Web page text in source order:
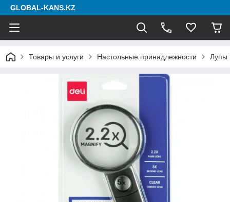
GLOBAL-KANS.KZ
Товары и услуги Настольные принадлежности Лупы